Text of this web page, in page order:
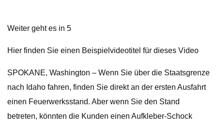
Weiter geht es in 5
Hier finden Sie einen Beispielvideotitel für dieses Video
SPOKANE, Washington – Wenn Sie über die Staatsgrenze
nach Idaho fahren, finden Sie direkt an der ersten Ausfahrt
einen Feuerwerksstand. Aber wenn Sie den Stand
betreten, könnten die Kunden einen Aufkleber-Schock